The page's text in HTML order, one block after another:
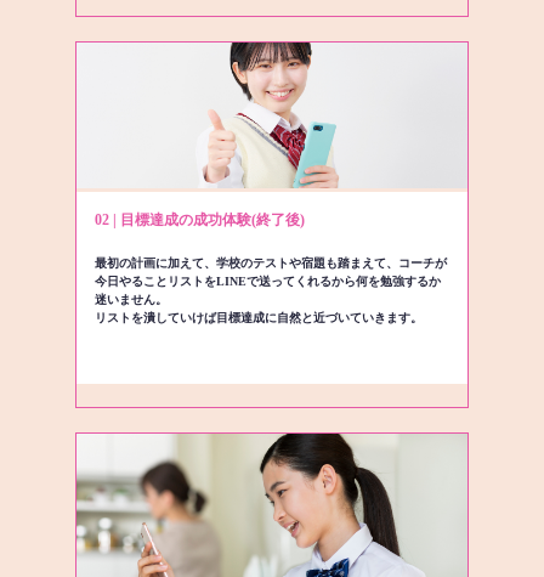
02 | 目標達成の成功体験(終了後)
最初の計画に加えて、学校のテストや宿題も踏まえて、コーチが
今日やることリストをLINEで送ってくれるから何を勉強するか
迷いません。
リストを潰していけば目標達成に自然と近づいていきます。